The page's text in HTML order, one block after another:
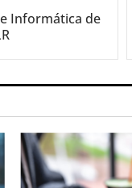
Informática de